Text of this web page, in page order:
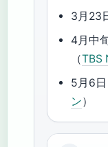
3月23
4月中
（TBS
5月6
ン）